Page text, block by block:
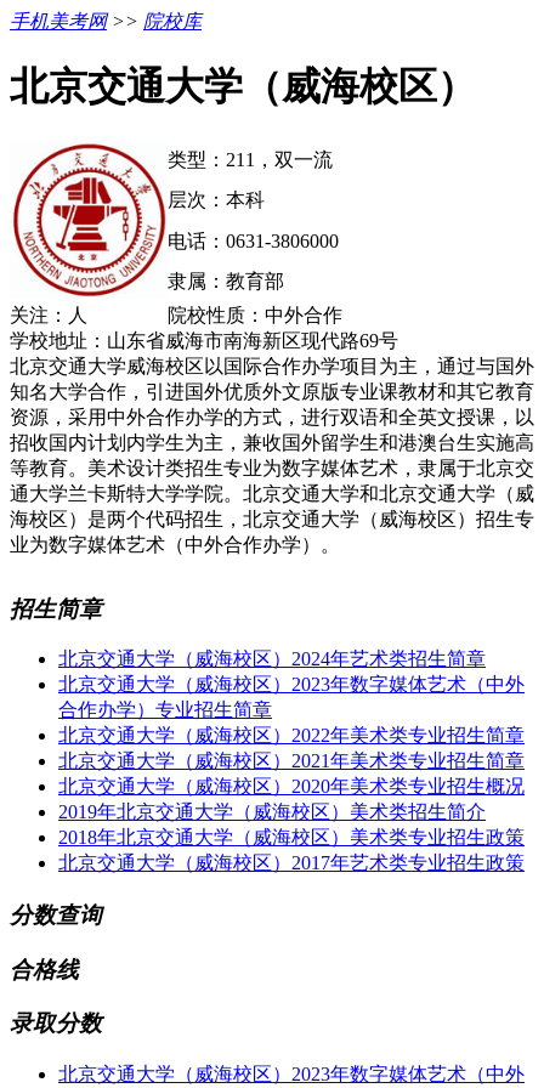
手机美考网>> 院校库
北京交通大学（威海校区）
类型：211，双一流
层次：本科
电话：0631-3806000
隶属：教育部
关注： 人
院校性质：中外合作
学校地址：山东省威海市南海新区现代路69号
北京交通大学威海校区以国际合作办学项目为主，通过与国外
知名大学合作，引进国外优质外文原版专业课教材和其它教育
资源，采用中外合作办学的方式，进行双语和全英文授课，以
招收国内计划内学生为主，兼收国外留学生和港澳台生实施高
等教育。美术设计类招生专业为数字媒体艺术，隶属于北京交
通大学兰卡斯特大学学院。北京交通大学和北京交通大学（威
海校区）是两个代码招生，北京交通大学（威海校区）招生专
业为数字媒体艺术（中外合作办学）。
招生简章
北京交通大学（威海校区）2024年艺术类招生简章
北京交通大学（威海校区）2023年数字媒体艺术（中外
合作办学）专业招生简章
北京交通大学（威海校区）2022年美术类专业招生简章
北京交通大学（威海校区）2021年美术类专业招生简章
北京交通大学（威海校区）2020年美术类专业招生概况
2019年北京交通大学（威海校区）美术类招生简介
2018年北京交通大学（威海校区）美术类专业招生政策
北京交通大学（威海校区）2017年艺术类专业招生政策
分数查询
合格线
录取分数
北京交通大学（威海校区）2023年数字媒体艺术（中外